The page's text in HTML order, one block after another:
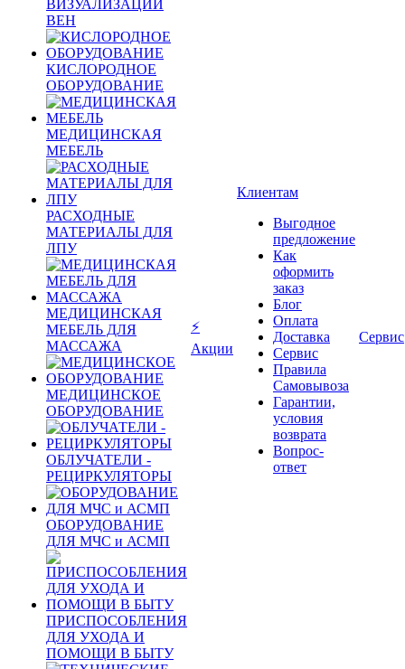
ВИЗУАЛИЗАЦИИ
ВЕН
КИСЛОРОДНОЕ
ОБОРУДОВАНИЕ
МЕДИЦИНСКАЯ
МЕБЕЛЬ
РАСХОДНЫЕ
МАТЕРИАЛЫ ДЛЯ
ЛПУ
МЕДИЦИНСКАЯ
МЕБЕЛЬ ДЛЯ
МАССАЖА
МЕДИЦИНСКОЕ
ОБОРУДОВАНИЕ
ОБЛУЧАТЕЛИ -
РЕЦИРКУЛЯТОРЫ
ОБОРУДОВАНИЕ
ДЛЯ МЧС и АСМП
ПРИСПОСОБЛЕНИЯ
ДЛЯ УХОДА И
ПОМОЩИ В БЫТУ
⚡
Акции
Клиентам
Выгодное
предложение
Как
оформить
заказ
Блог
Оплата
Доставка
Сервис
Правила
Самовывоза
Гарантии,
условия
возврата
Вопрос-
ответ
Сервис